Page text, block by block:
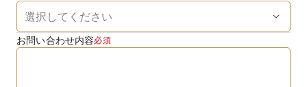
お問い合わせ内容必須